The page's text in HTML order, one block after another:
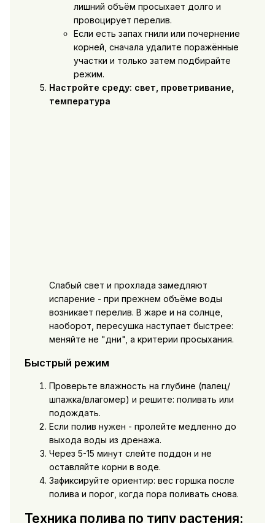
лишний объём просыхает долго и
провоцирует перелив.
Если есть запах гнили или почернение
корней, сначала удалите поражённые
участки и только затем подбирайте
режим.
Настройте среду: свет, проветривание,
температура
Слабый свет и прохлада замедляют
испарение - при прежнем объёме воды
возникает перелив. В жаре и на солнце,
наоборот, пересушка наступает быстрее:
меняйте не "дни", а критерии просыхания.
Быстрый режим
Проверьте влажность на глубине (палец/
шпажка/влагомер) и решите: поливать или
подождать.
Если полив нужен - пролейте медленно до
выхода воды из дренажа.
Через 5-15 минут слейте поддон и не
оставляйте корни в воде.
Зафиксируйте ориентир: вес горшка после
полива и порог, когда пора поливать снова.
Техника полива по типу растения: